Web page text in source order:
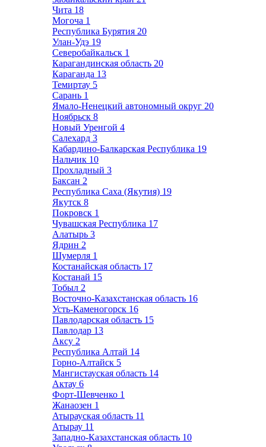
Чита 18
Могоча 1
Республика Бурятия 20
Улан-Удэ 19
Северобайкальск 1
Карагандинская область 20
Караганда 13
Темиртау 5
Сарань 1
Ямало-Ненецкий автономный округ 20
Ноябрьск 8
Новый Уренгой 4
Салехард 3
Кабардино-Балкарская Республика 19
Нальчик 10
Прохладный 3
Баксан 2
Республика Саха (Якутия) 19
Якутск 8
Покровск 1
Чувашская Республика 17
Алатырь 3
Ядрин 2
Шумерля 1
Костанайская область 17
Костанай 15
Тобыл 2
Восточно-Казахстанская область 16
Усть-Каменогорск 16
Павлодарская область 15
Павлодар 13
Аксу 2
Республика Алтай 14
Горно-Алтайск 5
Мангистауская область 14
Актау 6
Форт-Шевченко 1
Жанаозен 1
Атырауская область 11
Атырау 11
Западно-Казахстанская область 10